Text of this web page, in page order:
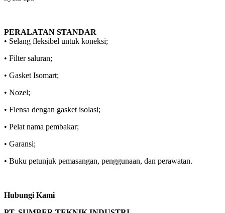
PERALATAN STANDAR
• Selang fleksibel untuk koneksi;
• Filter saluran;
• Gasket Isomart;
• Nozel;
• Flensa dengan gasket isolasi;
• Pelat nama pembakar;
• Garansi;
• Buku petunjuk pemasangan, penggunaan, dan perawatan.
Hubungi Kami